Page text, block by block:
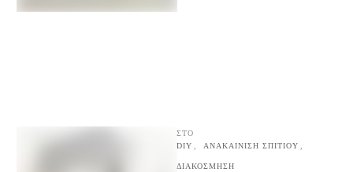
…
ΣΤΟ
DIY
ΑΝΑΚΑΙΝΙΣΗ ΣΠΙΤΙΟΥ
ΔΙΑΚΟΣΜΗΣΗ